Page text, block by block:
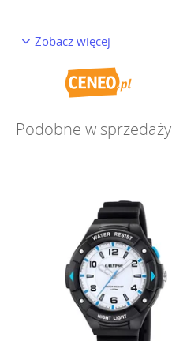
Zobacz więcej
Podobne w sprzedaży